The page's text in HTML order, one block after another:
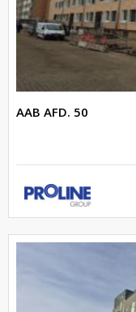
AAB AFD. 50